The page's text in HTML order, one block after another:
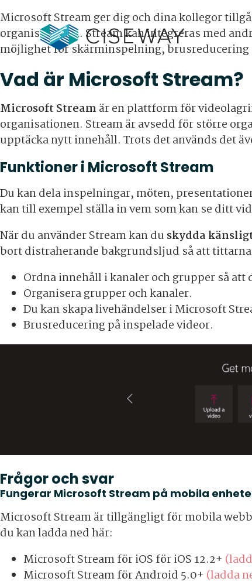
Microsoft Stream ger dig och dina kollegor
organisationen. Stream kan integreras med
möjlighet för skärminspelning, brusreducering
Vad är Microsoft Stream?
Microsoft Stream är en plattform för
organisationen. Stream är avsedd för större
upptäcka nytt innehåll. Trots det används det
Funktioner i Microsoft Stream
Du kan dela inspelningar, möten,
kan till exempel ställa in vem som kan se ditt
När du använder Stream kan du skydda
bort distraherande bakgrundsljud så att
Ordna innehåll i kanaler och grupper så
Organisera grupper och kanaler.
Du kan skapa livehändelser i Microsoft
Brusreducering på inspelade videor.
Frågor och svar
Fungerar Microsoft Stream på mobila
Microsoft Stream är tillgängligt för mobila
du kan ladda ned här:
Microsoft Stream för iOS för iOS 12.2+
Microsoft Stream för Android 5.0+ (ladda